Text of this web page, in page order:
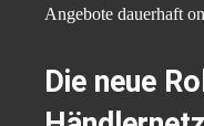
Angebote dauerhaft
Die neue